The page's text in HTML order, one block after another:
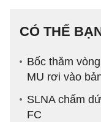
CÓ THỂ
Bốc thăm
MU rơi vào
SLNA chấm
FC